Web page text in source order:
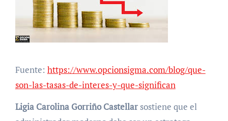
Fuente: https://www.opcionsigma.com/blog/que-
son-las-tasas-de-interes-y-que-significan
Ligia Carolina Gorriño Castellarsostiene que el